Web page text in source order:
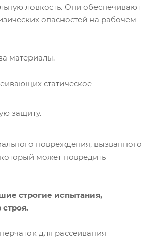
ловкость. Они обеспечивают
опасностей на рабочем
материалы.
статическое
защиту.
повреждения, вызванного
может повредить
строгие испытания,
для рассеивания